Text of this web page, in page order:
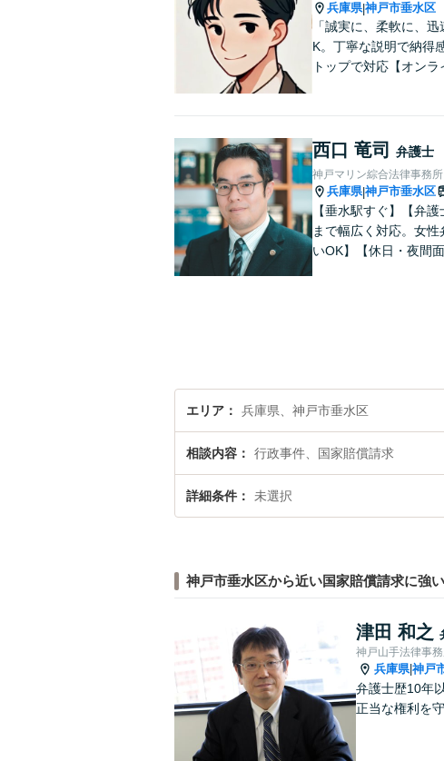
兵庫県|神戸市垂水区
「誠実に、柔軟に、
K。丁寧な説明で納得
トップで対応【オンラ
西口 竜司 弁護士
神戸マリン綜合法律事務所
兵庫県|神戸市垂水区
【垂水駅すぐ】【弁
まで幅広く対応。女
いOK】【休日・夜間
エリア 兵庫県、神戸市垂水区
相談内容 行政事件、国家賠償請求
詳細条件 未選択
神戸市垂水区から近い国家賠償請求に強
津田 和之
神戸山手法律事
兵庫県|神戸
弁護士歴10年
正当な権利を